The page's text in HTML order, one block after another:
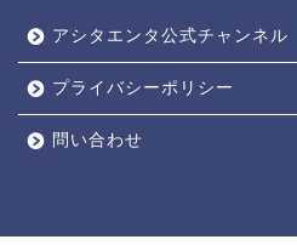
アシタエンタ公式チャンネル
プライバシーポリシー
問い合わせ